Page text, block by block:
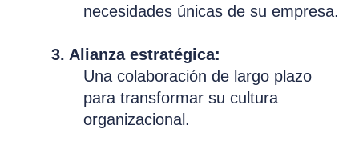
necesidades únicas de su empresa.
3. Alianza estratégica:
Una colaboración de largo plazo
para transformar su cultura
organizacional.